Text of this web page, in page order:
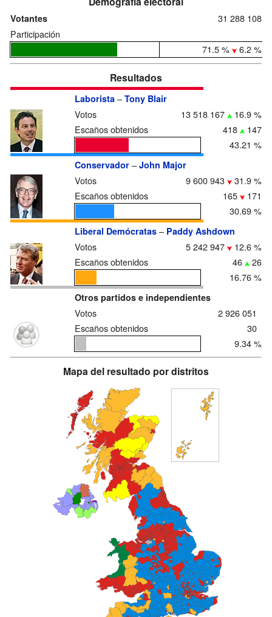
Votantes
31 288 108
Participación
71.5 %
6.2 %
Resultados
Laborista – Tony Blair
Votos 13 518 167
16.9 %
Escaños obtenidos
418
147
43.21 %
Conservador – John Major
Votos 9 600 943
31.9 %
Escaños obtenidos
165
171
30.69 %
Liberal Demócratas – Paddy Ashdown
Votos 5 242 947
12.6 %
Escaños obtenidos
46
26
16.76 %
Otros partidos e independientes
Votos
2 926 051
Escaños obtenidos
30
9.34 %
Mapa del resultado por distritos